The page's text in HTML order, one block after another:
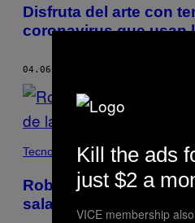
Disfruta del arte con
coronavirus que usan
04.06.20
Tecnología
Robots podrían
salas de la India por
Kill the ads
just $2 a
VICE membership